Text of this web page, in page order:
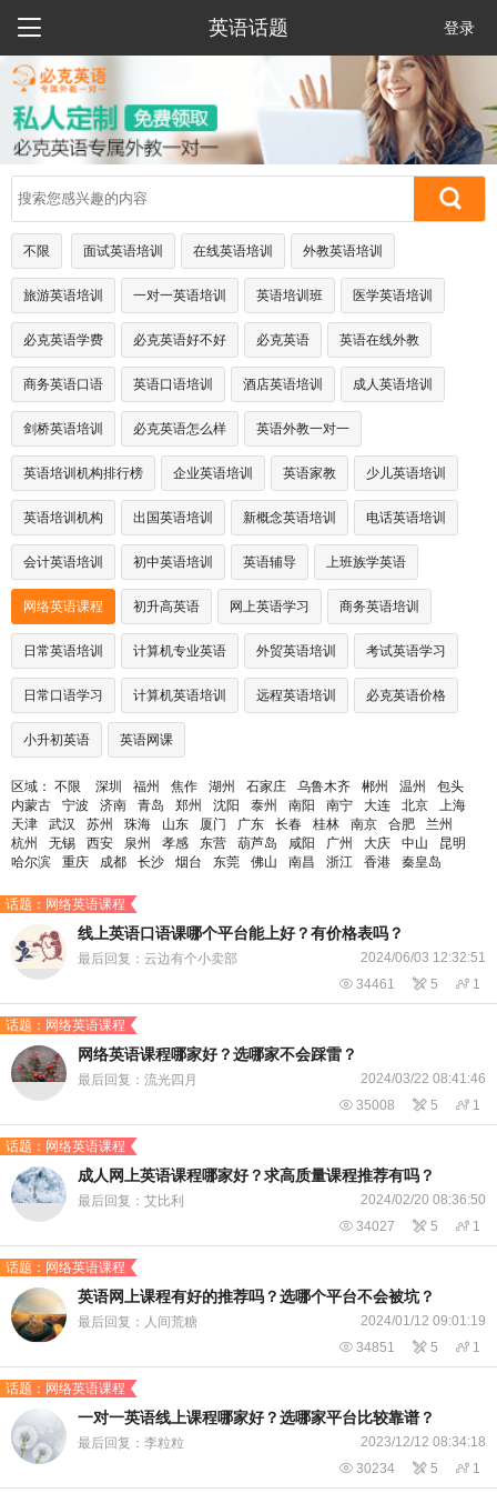
 英语话题 登录
不限 面试英语培训 在线英语培训 外教英语培训
旅游英语培训 一对一英语培训 英语培训班 医学英语培训
必克英语学费 必克英语好不好 必克英语 英语在线外教
商务英语口语 英语口语培训 酒店英语培训 成人英语培训
剑桥英语培训 必克英语怎么样 英语外教一对一
英语培训机构排行榜 企业英语培训 英语家教 少儿英语培训
英语培训机构 出国英语培训 新概念英语培训 电话英语培训
会计英语培训 初中英语培训 英语辅导 上班族学英语
网络英语课程 初升高英语 网上英语学习 商务英语培训
日常英语培训 计算机专业英语 外贸英语培训 考试英语学习
日常口语学习 计算机英语培训 远程英语培训 必克英语价格
小升初英语 英语网课
区域： 不限 深圳 福州 焦作 湖州 石家庄 乌鲁木齐 郴州 温州
包头
内蒙古
宁波 济南 青岛 郑州 沈阳 泰州 南阳 南宁 大连 北京
上海
天津
武汉 苏州 珠海 山东 厦门 广东 长春 桂林 南京 合肥
兰州
杭州
无锡 西安 泉州 孝感 东营 葫芦岛 咸阳 广州 大庆 中山
昆明
哈尔滨
重庆 成都 长沙 烟台 东莞 佛山 南昌 浙江 香港 秦皇岛
话题：网络英语课程
线上英语口语课哪个平台能上好？有价格表吗？
最后回复：云边有个小卖部 2024/06/03 12:32:51
 34461  5  1
话题：网络英语课程
​网络英语课程哪家好？选哪家不会踩雷？
最后回复：流光四月 2024/03/22 08:41:46
 35008  5  1
话题：网络英语课程
成人网上英语课程哪家好？求高质量课程推荐有吗？
最后回复：艾比利 2024/02/20 08:36:50
 34027  5  1
话题：网络英语课程
​英语网上课程有好的推荐吗？选哪个平台不会被坑？
最后回复：人间荒糖 2024/01/12 09:01:19
 34851  5  1
话题：网络英语课程
​一对一英语线上课程哪家好？选哪家平台比较靠谱？
最后回复：李粒粒 2023/12/12 08:34:18
 30234  5  1